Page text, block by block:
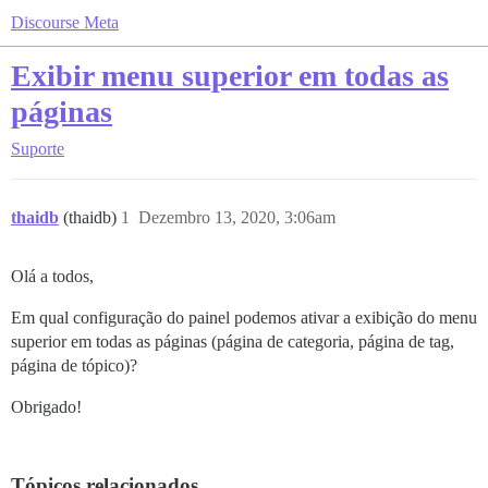
Discourse Meta
Exibir menu superior em todas as
páginas
Suporte
thaidb (thaidb) Dezembro 13, 2020, 3:06am
1
Olá a todos,
Em qual configuração do painel podemos ativar a exibição do menu
superior em todas as páginas (página de categoria, página de tag,
página de tópico)?
Obrigado!